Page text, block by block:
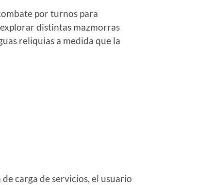
por turnos para
distintas mazmorras
reliquias a medida que la
carga de servicios, el usuario